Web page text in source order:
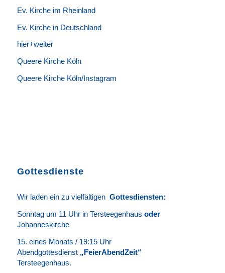
Ev. Kirche im Rheinland
Ev. Kirche in Deutschland
hier+weiter
Queere Kirche Köln
Queere Kirche Köln/Instagram
Gottesdienste
Wir laden ein zu vielfältigen Gottesdiensten:
Sonntag um 11 Uhr in Tersteegenhaus oder
Johanneskirche
15. eines Monats / 19:15 Uhr
Abendgottesdienst„FeierAbendZeit“
Tersteegenhaus.